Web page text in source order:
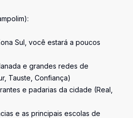
Sul, você estará a poucos
e grandes redes de
Tauste, Confiança)
e padarias da cidade (Real,
e as principais escolas de